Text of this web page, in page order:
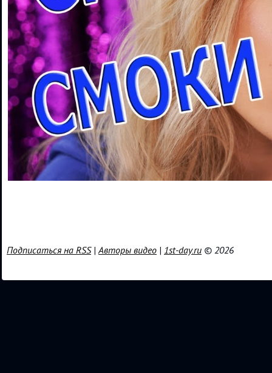
Подписаться на RSS|Авторы видео | 1st-day.ru © 2026